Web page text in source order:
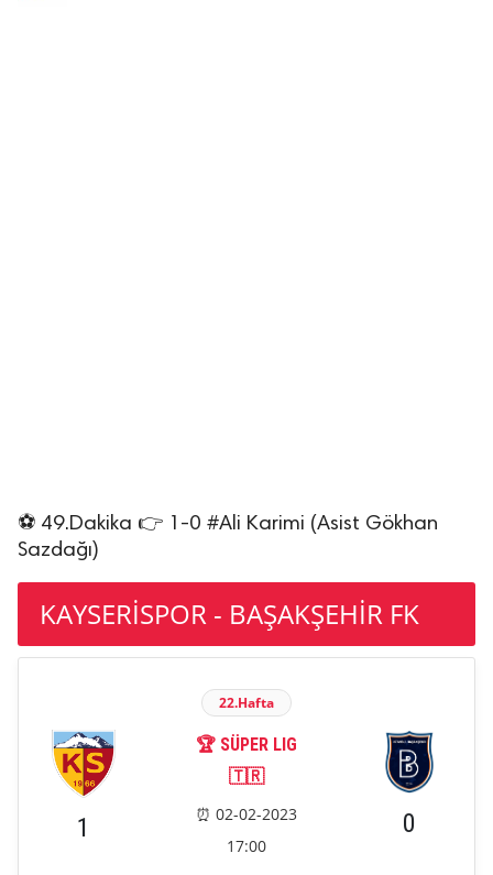
⚽ 49.Dakika 👉 1-0 #Ali Karimi (Asist Gökhan
Sazdağı)
KAYSERİSPOR - BAŞAKŞEHİR FK
1
22.Hafta
🏆 SÜPER LIG
🇹🇷
⏰ 02-02-2023
17:00
0